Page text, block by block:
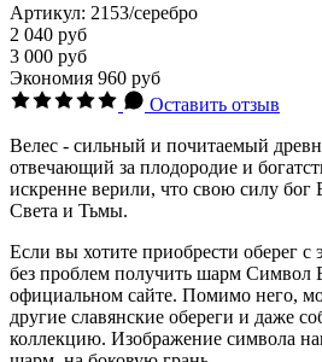
Артикул: 2153/серебро
2 040 руб
3 000 руб
Экономия 960 руб
Оставить отзыв
Велес - сильный и почитаемый
отвечающий за плодородие и
искренне верили, что свою силу бог
Света и Тьмы.
Если вы хотите приобрести оберег с
без проблем получить шарм Символ
официальном сайте. Помимо него,
другие славянские обереги и даже
коллекцию. Изображение символа